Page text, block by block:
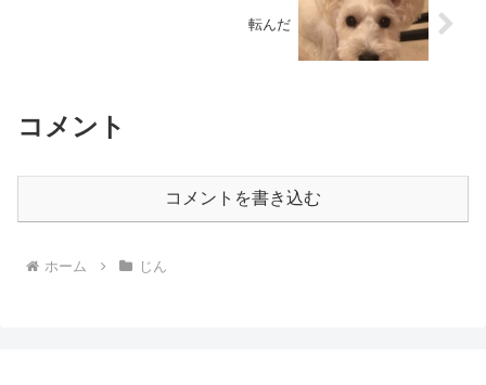
転んだ
コメント
コメントを書き込む
ホーム じん